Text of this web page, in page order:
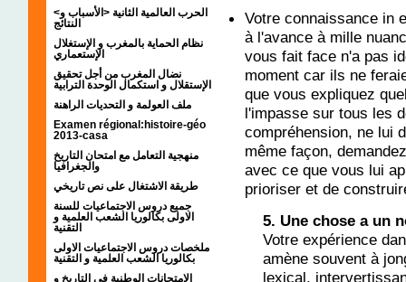
<الحرب العالمية الثانية <الأسباب و
النتائج
نظام الحماية بالمغرب و الإستغلال
الإستعماري
نضال المغرب من أجل تحقيق
الإستقلال و استكمال الوحدة الترابية
ملف العولمة و التحديات الراهنة
Examen régional:histoire-géo
2013-casa
منهجية التعامل مع امتحان التاريخ
والجغرافيا
طريقة الاشتغال على نص تاريخي
جميع دروس الاجتماعيات للسنة
الاولى بكالوريا الشعب العلمية و
التقنية
ملخصات دروس الاجتماعيات الاولى
بكالوريا الشعب العلمية و التقنية
الإمتحانات الوطنية في التاريخ و
Votre connaissance in
à l'avance à mille
vous fait face n'a pas
moment car ils ne
que vous expliquez
l'impasse sur tous les
compréhension, ne lui
même façon,
avec ce que vous lui
prioriser et de
5. Une chose a un
Votre expérience
amène souvent à
lexical,